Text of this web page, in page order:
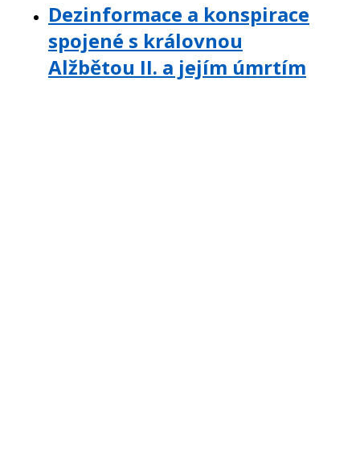
Dezinformace a konspirace
spojené s královnou
Alžbětou II. a jejím úmrtím